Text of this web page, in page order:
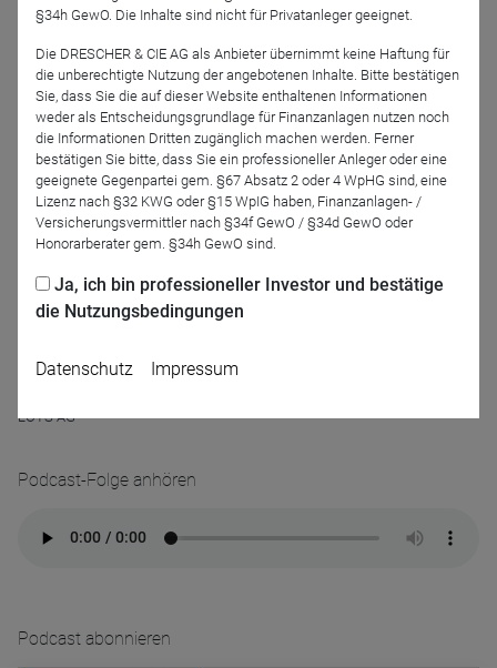
Markus Herrmann
LOYS AG
Moderator
LOYS AG
Podcast-Folge anhören
Podcast abonnieren
§34h GewO. Die Inhalte sind nicht für Privatanleger geeignet.
Die DRESCHER & CIE AG als Anbieter übernimmt keine Haftung für
die unberechtigte Nutzung der angebotenen Inhalte. Bitte bestätigen
Sie, dass Sie die auf dieser Website enthaltenen Informationen
weder als Entscheidungsgrundlage für Finanzanlagen nutzen noch
die Informationen Dritten zugänglich machen werden. Ferner
bestätigen Sie bitte, dass Sie ein professioneller Anleger oder eine
geeignete Gegenpartei gem. §67 Absatz 2 oder 4 WpHG sind, eine
Lizenz nach §32 KWG oder §15 WpIG haben, Finanzanlagen- /
Versicherungsvermittler nach §34f GewO / §34d GewO oder
Honorarberater gem. §34h GewO sind.
Ja, ich bin professioneller Investor und bestätige
die Nutzungsbedingungen
Datenschutz Impressum
Ablauf
1 Jahr